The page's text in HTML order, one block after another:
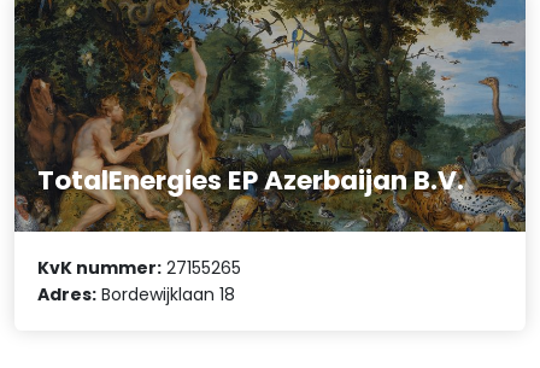
TotalEnergies EP Azerbaijan B.V.
KvK nummer: 27155265
Adres: Bordewijklaan 18